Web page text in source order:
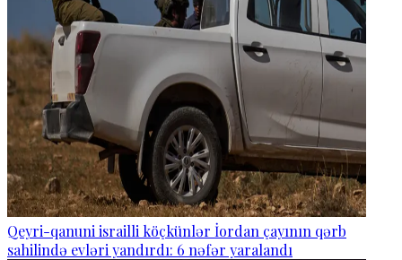
Qeyri-qanuni israilli köçkünlər İordan çayının qərb
sahilində evləri yandırdı: 6 nəfər yaralandı